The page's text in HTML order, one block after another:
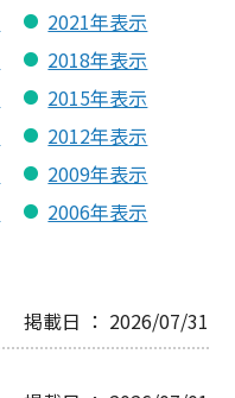
2021年表示
2018年表示
2015年表示
2012年表示
2009年表示
2006年表示
掲載日 ： 2026/07/31